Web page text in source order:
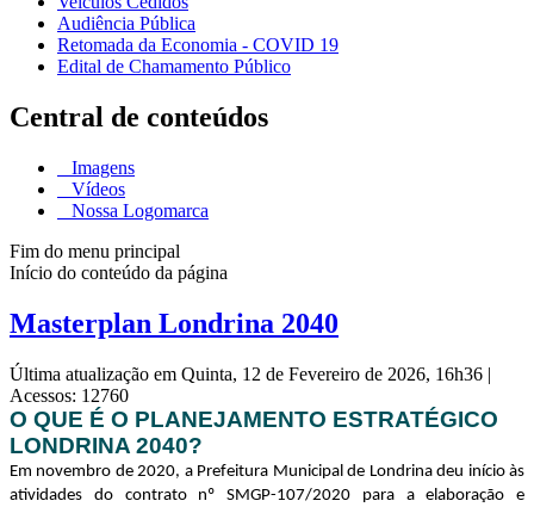
Audiência Pública
Retomada da Economia - COVID 19
Edital de Chamamento Público
Central de conteúdos
Imagens
Vídeos
Nossa Logomarca
Fim do menu principal
Início do conteúdo da página
Masterplan Londrina 2040
Última atualização em Quinta, 12 de Fevereiro de 2026, 16h36 |
Acessos: 12760
O QUE É O PLANEJAMENTO ESTRATÉGICO
LONDRINA 2040?
Em novembro de 2020, a Prefeitura Municipal de Londrina deu início às
atividades do contrato nº SMGP-107/2020 para a elaboração e